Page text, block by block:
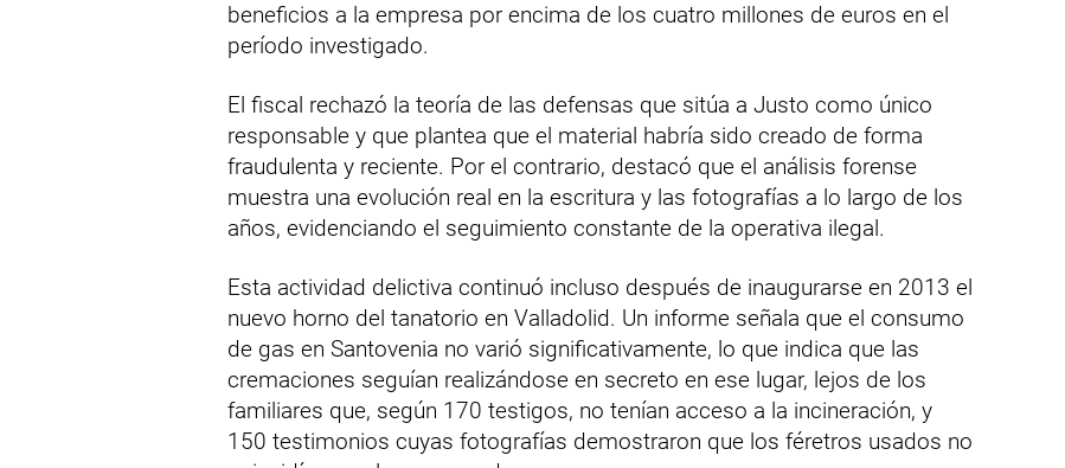
beneficios a la empresa por encima de los cuatro millones de euros en el
período investigado.
El fiscal rechazó la teoría de las defensas que sitúa a Justo como único
responsable y que plantea que el material habría sido creado de forma
fraudulenta y reciente. Por el contrario, destacó que el análisis forense
muestra una evolución real en la escritura y las fotografías a lo largo de los
años, evidenciando el seguimiento constante de la operativa ilegal.
Esta actividad delictiva continuó incluso después de inaugurarse en 2013 el
nuevo horno del tanatorio en Valladolid. Un informe señala que el consumo
de gas en Santovenia no varió significativamente, lo que indica que las
cremaciones seguían realizándose en secreto en ese lugar, lejos de los
familiares que, según 170 testigos, no tenían acceso a la incineración, y
150 testimonios cuyas fotografías demostraron que los féretros usados no